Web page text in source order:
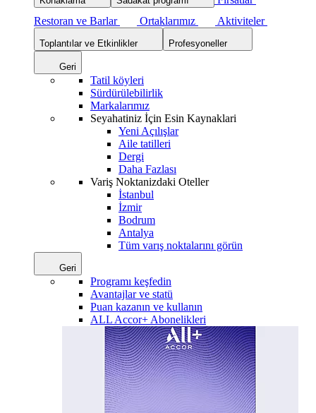
Restoran ve Barlar
Ortaklarımız Aktiviteler
Toplantılar ve Etkinlikler Profesyoneller
Geri
Tatil köyleri
Sürdürülebilirlik
Markalarımız
Seyahatiniz İçin Esin Kaynaklari
Yeni Açılışlar
Aile tatilleri
Dergi
Daha Fazlası
Variş Noktanizdaki Oteller
İstanbul
İzmir
Bodrum
Antalya
Tüm varış noktalarını görün
Geri
Programı keşfedin
Avantajlar ve statü
Puan kazanın ve kullanın
ALL Accor+ Abonelikleri